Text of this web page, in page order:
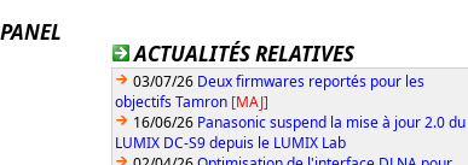
ACTUALITÉS RELATIVES
03/07/26 Deux firmwares reportés pour les
objectifs Tamron [MAJ]
16/06/26 Panasonic suspend la mise à jour 2.0 du
LUMIX DC-S9 depuis le LUMIX Lab